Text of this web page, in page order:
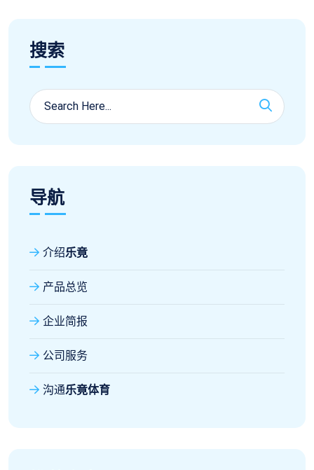
搜索
导航
介绍乐竟
产品总览
企业简报
公司服务
沟通乐竟体育